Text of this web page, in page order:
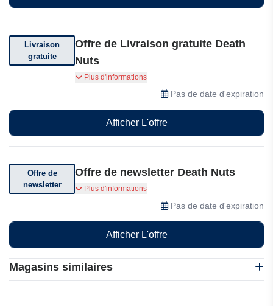
Magasins similaires
Livraison
gratuite
Offre de Livraison gratuite Death
Nuts
Obtenez la livraison gratuite sur votre
commande. Conditions générales applicables
Plus d'informations
Pas de date d'expiration
Afficher L'offre
Offre de
newsletter
Offre de newsletter Death Nuts
Abonnez-vous et recevez des offres incroyables
Plus d'informations
Pas de date d'expiration
Afficher L'offre